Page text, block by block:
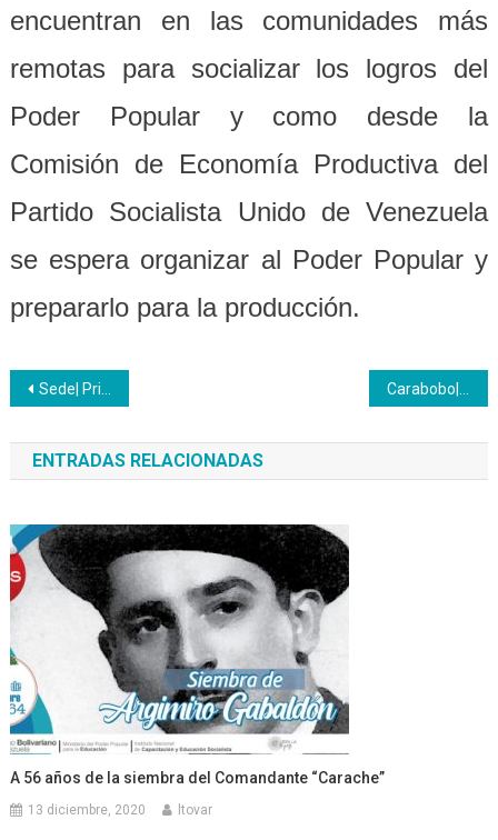
encuentran en las comunidades más
remotas para socializar los logros del
Poder Popular y como desde la
Comisión de Economía Productiva del
Partido Socialista Unido de Venezuela
se espera organizar al Poder Popular y
prepararlo para la producción.
Navegación
de
entradas
Sede| Prieto Figueroa como una insigne figura cargada de humanidad
ENTRADAS RELACIONADAS
A 56 años de la siembra del Comandante “Carache”
13 diciembre, 2020 ltovar